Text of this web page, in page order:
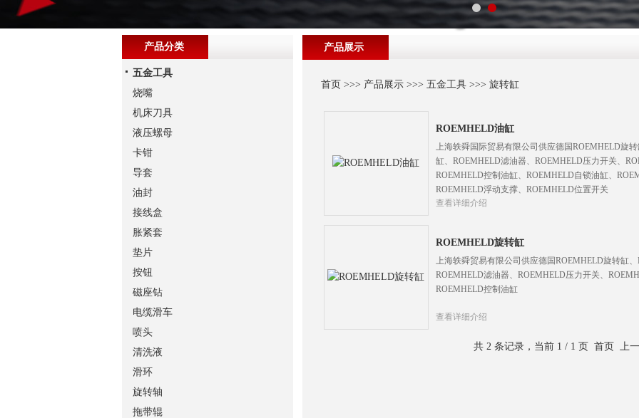
产品展示
首页 >>> 产品展示 >>> 五金工具 >>>旋转缸
ROEMHELD油缸
上海轶舜国际贸易有限公司供应德国ROEMHELD旋
缸、ROEMHELD滤油器、ROEMHELD压力开关、
ROEMHELD控制油缸、ROEMHELD自锁油缸、
ROEMHELD浮动支撑、ROEMHELD位置开关
查看详细介绍
ROEMHELD旋转缸
上海轶舜贸易有限公司供应德国ROEMHELD旋转缸
ROEMHELD滤油器、ROEMHELD压力开关、
ROEMHELD控制油缸
查看详细介绍
共 2 条记录，当前 1 / 1 页 首页 上
产品分类
五金工具
烧嘴
机床刀具
液压螺母
卡钳
导套
油封
接线盒
胀紧套
垫片
按钮
磁座钻
电缆滑车
喷头
清洗液
滑环
旋转轴
拖带辊